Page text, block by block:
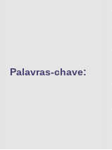
Palavras-chave: